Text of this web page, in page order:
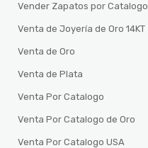
Vender Zapatos por Catalogo
Venta de Joyería de Oro 14KT
Venta de Oro
Venta de Plata
Venta Por Catalogo
Venta Por Catalogo de Oro
Venta Por Catalogo USA